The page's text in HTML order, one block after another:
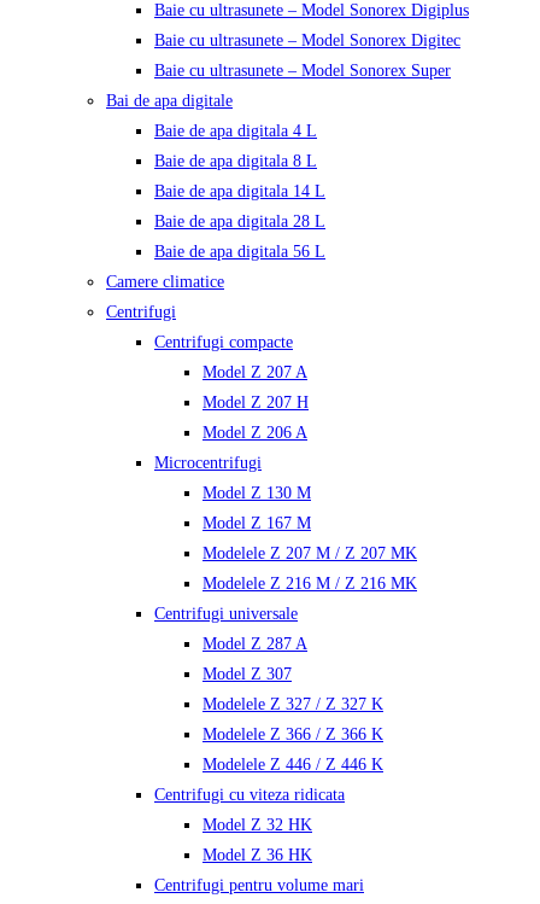
Baie cu ultrasunete – Model Sonorex Digiplus
Baie cu ultrasunete – Model Sonorex Digitec
Baie cu ultrasunete – Model Sonorex Super
Bai de apa digitale
Baie de apa digitala 4 L
Baie de apa digitala 8 L
Baie de apa digitala 14 L
Baie de apa digitala 28 L
Baie de apa digitala 56 L
Camere climatice
Centrifugi
Centrifugi compacte
Model Z 207 A
Model Z 207 H
Model Z 206 A
Microcentrifugi
Model Z 130 M
Model Z 167 M
Modelele Z 207 M / Z 207 MK
Modelele Z 216 M / Z 216 MK
Centrifugi universale
Model Z 287 A
Model Z 307
Modelele Z 327 / Z 327 K
Modelele Z 366 / Z 366 K
Modelele Z 446 / Z 446 K
Centrifugi cu viteza ridicata
Model Z 32 HK
Model Z 36 HK
Centrifugi pentru volume mari